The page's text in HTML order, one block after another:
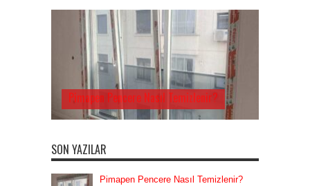
Pimapen Pencere Nasıl Temizlenir?
SON YAZILAR
Pimapen Pencere Nasıl Temizlenir?